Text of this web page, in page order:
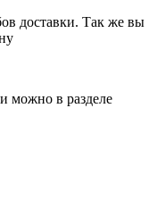
доставки. Так же вы
можно в разделе